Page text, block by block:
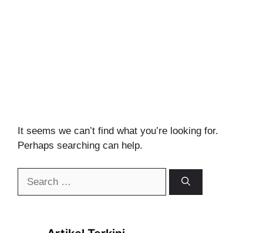
It seems we can’t find what you’re looking for.
Perhaps searching can help.